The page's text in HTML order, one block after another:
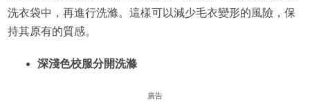
洗衣袋中，再進行洗滌。這樣可以減少毛衣變形的風險，保
持其原有的質感。
深淺色校服分開洗滌
廣告